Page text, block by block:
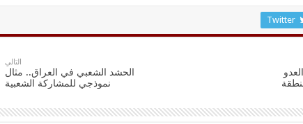
Twitter
التالي
الحشد الشعبي في العراق.. مثال
نموذجي للمشاركة الشعبية